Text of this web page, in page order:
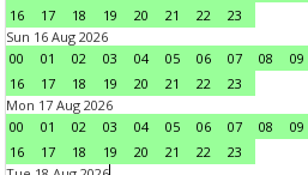
16
17 18 19 20 21 22
23
Sun 16 Aug 2026
00
01 02 03 04 05 06 07 08 09
16
17 18 19 20 21 22
23
Mon 17 Aug 2026
00
01 02 03 04 05 06 07 08 09
16
17 18 19 20 21 22
23